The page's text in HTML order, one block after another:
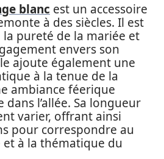
blanc est un accessoire
à des siècles. Il est
la pureté de la mariée et
envers son
ajoute également une
à la tenue de la
ambiance féerique
dans l’allée. Sa longueur
varier, offrant ainsi
pour correspondre au
et à la thématique du